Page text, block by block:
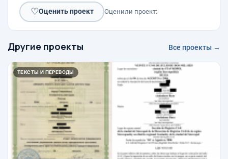
♡Оценить проект Оценили проект:
Другие проекты Все проекты →
ТЕКСТЫ И ПЕРЕВОДЫ